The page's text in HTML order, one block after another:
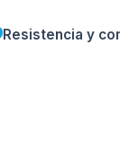
Resistencia y